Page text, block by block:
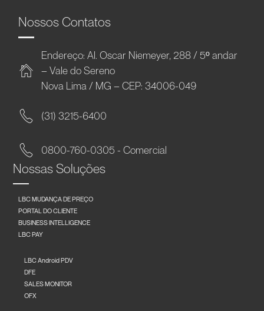
Nossos Contatos
Endereço: Al. Oscar Niemeyer, 288 / 5º andar
– Vale do Sereno
Nova Lima / MG – CEP: 34006-049
(31) 3215-6400
0800-760-0305 - Comercial
Nossas Soluções
LBC MUDANÇA DE PREÇO
PORTAL DO CLIENTE
BUSINESS INTELLIGENCE
LBC PAY
LBC Android PDV
DFE
SALES MONITOR
OFX